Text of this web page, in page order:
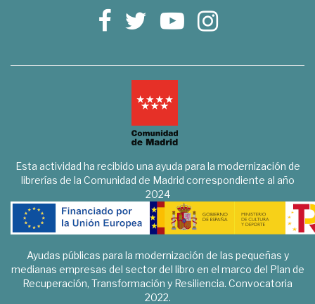
Esta actividad ha recibido una ayuda para la modernización de
librerías de la Comunidad de Madrid correspondiente al año
2024
Ayudas públicas para la modernización de las pequeñas y
medianas empresas del sector del libro en el marco del Plan de
Recuperación, Transformación y Resiliencia. Convocatoria
2022.